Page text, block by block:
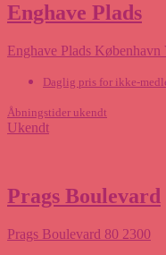
Enghave Plads
Enghave Plads København
Daglig pris for ikke-
Åbningstider ukendt
Ukendt
Prags Boulevard
Prags Boulevard 80 2300